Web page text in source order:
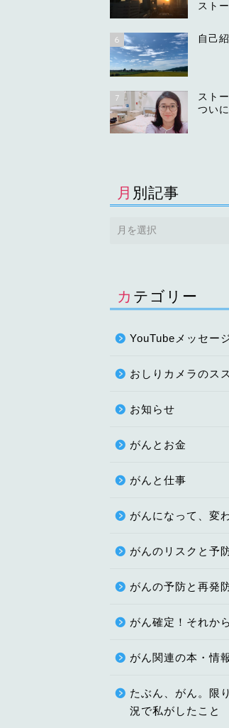
スト
6 自己
7
スト
つい
月別記事
カテゴリー
YouTubeメッセー
おしりカメラのス
お知らせ
がんとお金
がんと仕事
がんになって、変
がんのリスクと予
がんの予防と再発
がん確定！それか
がん関連の本・情
たぶん、がん。限
況で私がしたこと